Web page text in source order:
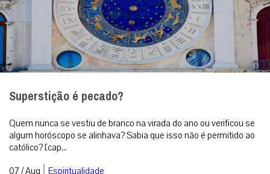
Superstição é pecado?
Quem nunca se vestiu de branco na virada do ano ou verificou se
algum horóscopo se alinhava? Sabia que isso não é permitido ao
católico? [cap...
07 / Aug | Espiritualidade